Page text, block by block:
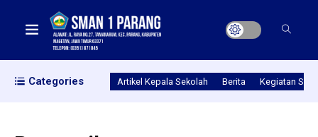
Categories Artikel Kepala Sekolah Berita Kegiatan